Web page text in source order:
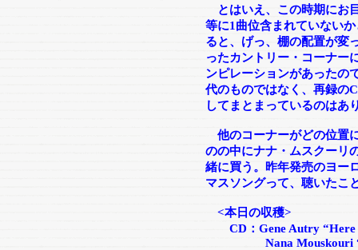
とはいえ、この時期にお
等に1曲位含まれていない
ると、げっ、棚の配置が変
ったカントリー・コーナー
ンピレーションがあったの
代のものではなく、再録の
してまとまっているのはあ
他のコーナーがどの位置
のの中にナナ・ムスクーリ
緒に買う。昨年発売のヨー
マスソングって、聴いたこ
<本日の収穫>
CD：Gene Autry “Here
Nana Mouskouri